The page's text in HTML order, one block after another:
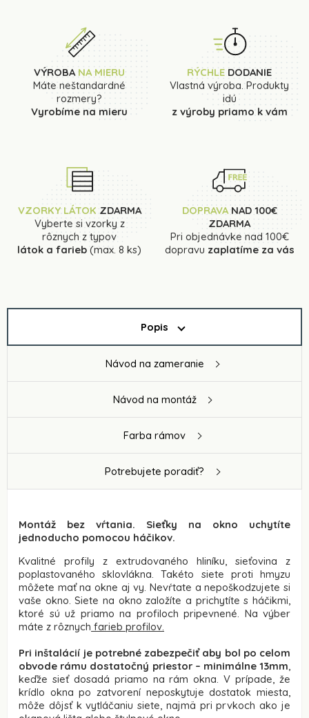
VÝROBANA MIERU
Máte neštandardné
rozmery?
Vyrobíme na mieru
RÝCHLE DODANIE
Vlastná výroba. Produkty
idú
z výroby priamo k vám
VZORKY LÁTOK ZDARMA
Vyberte si vzorky z
rôznych z typov
látok a farieb (max. 8 ks)
DOPRAVANAD 100€
ZDARMA
Pri objednávke nad 100€
dopravu zaplatíme za vás
Popis
Návod na zameranie
Návod na montáž
Farba rámov
Potrebujete poradiť?
Montáž bez vŕtania. Sieťky na okno uchytíte
jednoducho pomocou háčikov.
Kvalitné profily z extrudovaného hliníku, sieťovina z
poplastovaného sklovlákna. Takéto siete proti hmyzu
môžete mať na okne aj vy. Nevŕtate a nepoškodzujete si
vaše okno. Siete na okno založíte a prichytíte s háčikmi,
ktoré sú už priamo na profiloch pripevnené. Na výber
máte z rôznych farieb profilov
Pri inštalácií je potrebné zabezpečiť aby bol po celom
obvode rámu dostatočný priestor – minimálne 13mm
keďže sieť dosadá priamo na rám okna. V prípade, že
krídlo okna po zatvorení neposkytuje dostatok miesta,
môže dôjsť k vytláčaniu siete, najmä pri prvkoch ako je